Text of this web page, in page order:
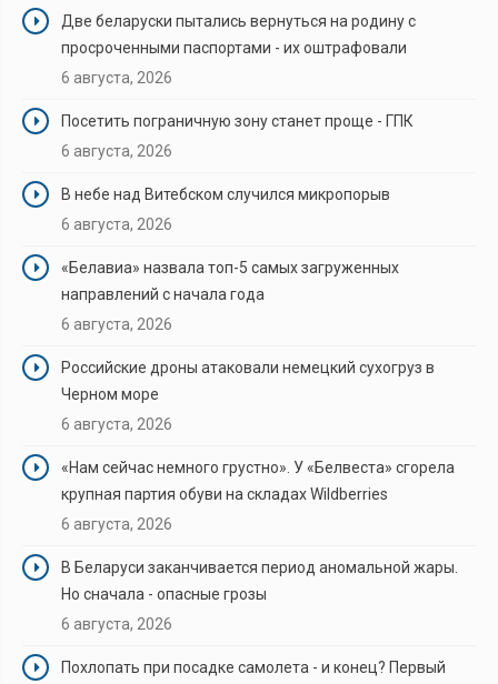
Две беларуски пытались вернуться на родину с
просроченными паспортами - их оштрафовали
6 августа, 2026
Посетить пограничную зону станет проще - ГПК
6 августа, 2026
В небе над Витебском случился микропорыв
6 августа, 2026
«Белавиа» назвала топ-5 самых загруженных
направлений с начала года
6 августа, 2026
Российские дроны атаковали немецкий сухогруз в
Черном море
6 августа, 2026
«Нам сейчас немного грустно». У «Белвеста» сгорела
крупная партия обуви на складах Wildberries
6 августа, 2026
В Беларуси заканчивается период аномальной жары.
Но сначала - опасные грозы
6 августа, 2026
Похлопать при посадке самолета - и конец? Первый